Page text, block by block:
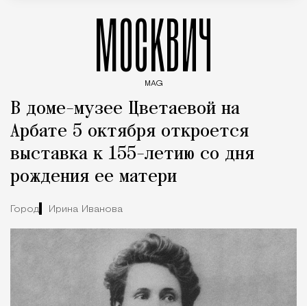
МОСКВИЧ
MAG
В доме-музее Цветаевой на
Арбате 5 октября откроется
выставка к 155-летию со дня
рождения ее матери
Город Ирина Иванова